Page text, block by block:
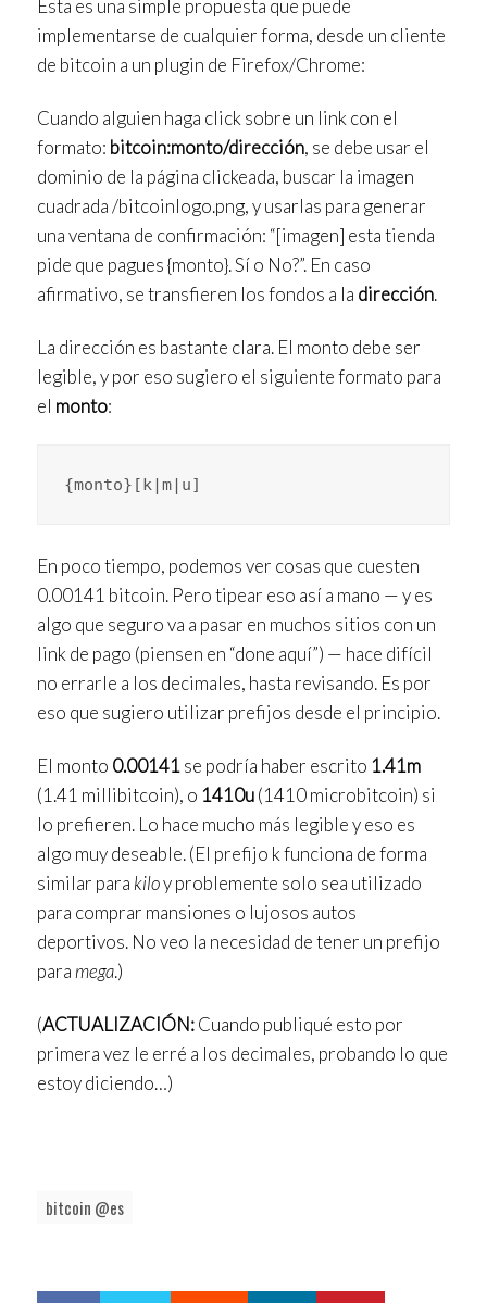
Esta es una simple propuesta que puede
implementarse de cualquier forma, desde un cliente
de bitcoin a un plugin de Firefox/Chrome:
Cuando alguien haga click sobre un link con el
formato: bitcoin:monto/dirección, se debe usar el
dominio de la página clickeada, buscar la imagen
cuadrada /bitcoinlogo.png, y usarlas para generar
una ventana de confirmación: “[imagen] esta tienda
pide que pagues {monto}. Sí o No?”. En caso
afirmativo, se transfieren los fondos a la dirección.
La dirección es bastante clara. El monto debe ser
legible, y por eso sugiero el siguiente formato para
el monto:
{monto}[k|m|u]
En poco tiempo, podemos ver cosas que cuesten
0.00141 bitcoin. Pero tipear eso así a mano — y es
algo que seguro va a pasar en muchos sitios con un
link de pago (piensen en “done aquí”) — hace difícil
no errarle a los decimales, hasta revisando. Es por
eso que sugiero utilizar prefijos desde el principio.
El monto 0.00141se podría haber escrito 1.41m
(1.41 millibitcoin), o 1410u(1410 microbitcoin) si
lo prefieren. Lo hace mucho más legible y eso es
algo muy deseable. (El prefijo k funciona de forma
similar para kiloy problemente solo sea utilizado
para comprar mansiones o lujosos autos
deportivos. No veo la necesidad de tener un prefijo
para mega.)
(ACTUALIZACIÓN:Cuando publiqué esto por
primera vez le erré a los decimales, probando lo que
estoy diciendo…)
bitcoin @es